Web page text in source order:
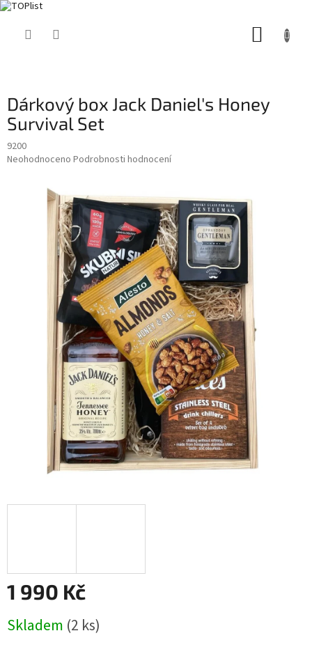
Dárkový box Jack Daniel's Honey
Survival Set
9200
Průměrné
Neohodnoceno Podrobnosti hodnocení
1 990 Kč
cena:
Skladem (2 ks)